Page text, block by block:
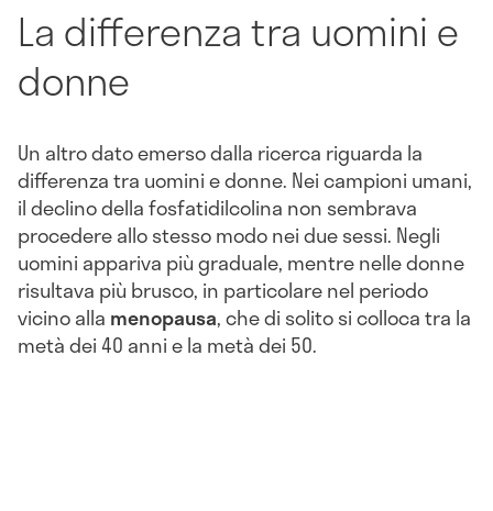
La differenza tra uomini e
donne
Un altro dato emerso dalla ricerca riguarda la
differenza tra uomini e donne. Nei campioni umani,
il declino della fosfatidilcolina non sembrava
procedere allo stesso modo nei due sessi. Negli
uomini appariva più graduale, mentre nelle donne
risultava più brusco, in particolare nel periodo
vicino alla menopausa, che di solito si colloca tra la
metà dei 40 anni e la metà dei 50.